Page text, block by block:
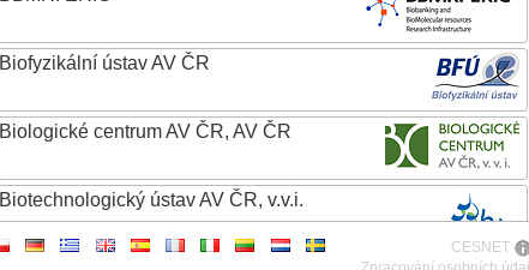
Biofyzikální ústav AV ČR
Biologické centrum AV ČR, AV ČR
Biotechnologický ústav AV ČR, v.v.i.
CESNET